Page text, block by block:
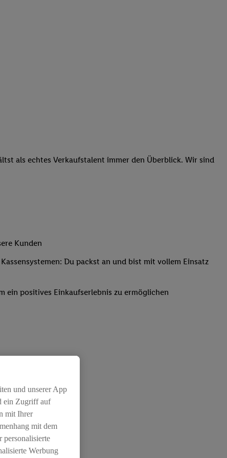
als echtes Verkaufstalent immer den Überblick. Wir sind
Kunden
Du packst an und bist mit vollem Einsatz
ein positives Einkaufserlebnis zu ermöglichen
und unserer App
ein Zugriff auf
mit Ihrer
mit dem
personalisierte
Werbung